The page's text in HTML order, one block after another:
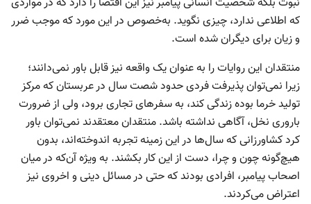
که اطلاعی ندارد، چیزی نگوید. به‌خصوص در این مورد که موجب ضرر
و زیان برای دیگران شده است.
منتقدان این روایات را به عنوان یک واقعه نیز قابل باور نمی‌دانند؛
زیرا نمی‌توان پذیرفت فردی حدود شصت سال در عربستان که مرکز
تولید خرما بوده‌ زندگی کند، به سفرهای تجاری برود، ولی از ضرورت
باروری نخل،‍ آگاهی نداشته باشد. منتقدان معتقدند نمی‌توان باور
کرد کشاورزانی که سال‌ها در این زمینه تجربه اندوخته‌اند، بدون
هیچ‌گونه چون و چرا، دست از این کار بکشند. به ویژه آن‌که در میان
اصحاب پیامبر، افرادی بودند که حتی در مسائل دینی و اخروی نیز
اعتراض می‌کردند.